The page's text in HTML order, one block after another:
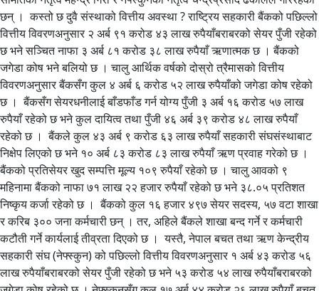
छन् । कस्तो छ दुवै संस्थाको वित्तीय अवस्था ? राष्ट्रिय सहकारी बैंकको पछिल्लो
वित्तीय विवरणअनुसार २ अर्ब ९१ करोड ४३ लाख रुपैयाँबराबरको सेयर पुँजी रहेको
छ भने सञ्चित नाफा ३ अर्ब ८१ करोड ३८ लाख रुपैयाँ ऋणात्मक छ । बैंकको
जगेडा कोष भने बलियो छ । चालु आर्थिक वर्षको दोस्रो त्रैमासको वित्तीय
विवरणअनुसार बैंकसँग कुल ४ अर्ब ६ करोड ५२ लाख रुपैयाँको जगेडा कोष रहेको
छ । बैंकसँग सेयरधनीलाई बाँडफाँड गर्न योग्य पुँजी ३ अर्ब १६ करोड ५७ लाख
रुपैयाँ रहेको छ भने कुल दायित्व तथा पुँजी ४६ अर्ब ३९ करोड ४८ लाख रुपैयाँ
रहेको छ । बैंकले कुल ४३ अर्ब ९ करोड ६३ लाख रुपैयाँ सहकारी संघसंस्थाबाट
निक्षेप लिएको छ भने १० अर्ब ८३ करोड ८३ लाख रुपैयाँ ऋण प्रवाह गरेको छ ।
बैंकको प्रतिसेयर खुद सम्पत्ति मूल्य १०९ रुपैयाँ रहेको छ । चालु आवको ९
महिनामा बैंकको नाफा ७१ लाख २२ हजार रुपैयाँ रहेको छ भने ३८.०५ प्रतिशत
निष्कृय कर्जा रहेको छ । बैंकको कुल १६ हजार ४९७ सेयर सदस्य, ५७ वटा शाखा
र करिब ३०० जना कर्मचारी छन् । तर, अहिले बैंकले शाखा बन्द गर्ने र कर्मचारी
कटौती गर्ने कार्यलाई तीव्रता दिएको छ । यस्तै, नेपाल बचत तथा ऋण केन्द्रीय
सहकारी संघ (नेफ्स्कुन) को पछिल्लो वित्तीय विवरणअनुसार १ अर्ब ४३ करोड ५६
लाख रुपैयाँबराबरको सेयर पुँजी रहेको छ भने ५३ करोड ५४ लाख रुपैयाँबराबरको